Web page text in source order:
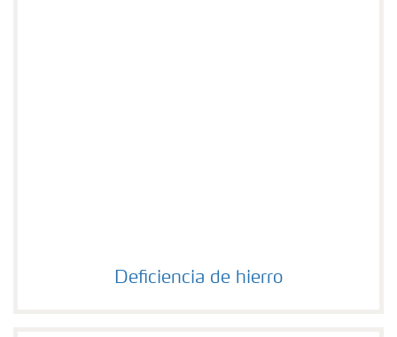
Deficiencia de hierro
Deficiencia de hierro